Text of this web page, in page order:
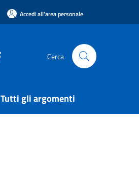
Accedi all'area personale
Cerca
Tutti gli argomenti